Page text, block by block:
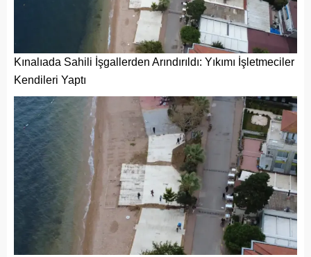
Kınalıada Sahili İşgallerden Arındırıldı: Yıkımı İşletmeciler
Kendileri Yaptı